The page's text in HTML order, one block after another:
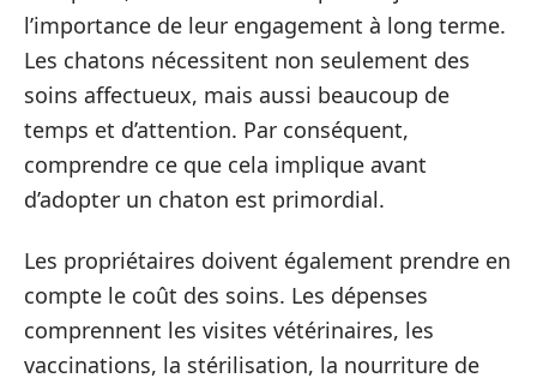
l’importance de leur engagement à long terme.
Les chatons nécessitent non seulement des
soins affectueux, mais aussi beaucoup de
temps et d’attention. Par conséquent,
comprendre ce que cela implique avant
d’adopter un chaton est primordial.
Les propriétaires doivent également prendre en
compte le coût des soins. Les dépenses
comprennent les visites vétérinaires, les
vaccinations, la stérilisation, la nourriture de